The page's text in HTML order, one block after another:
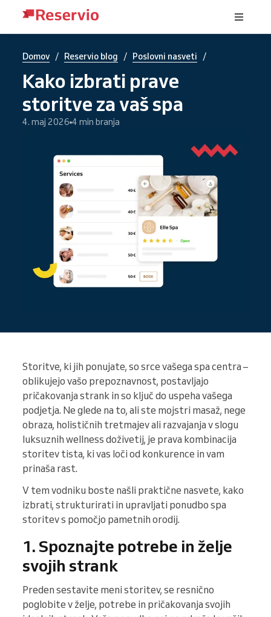
Domov / Reservio blog / Poslovni nasveti /
Kako izbrati prave
storitve za vaš spa
4. maj 2026 4 min branja
Storitve, ki jih ponujate, so srce vašega spa centra –
oblikujejo vašo prepoznavnost, postavljajo
pričakovanja strank in so ključ do uspeha vašega
podjetja. Ne glede na to, ali ste mojstri masaž, nege
obraza, holističnih tretmajev ali razvajanja v slogu
luksuznih wellness doživetij, je prava kombinacija
storitev tista, ki vas loči od konkurence in vam
prinaša rast.
V tem vodniku boste našli praktične nasvete, kako
izbrati, strukturirati in upravljati ponudbo spa
storitev s pomočjo pametnih orodij.
1. Spoznajte potrebe in želje
svojih strank
Preden sestavite meni storitev, se resnično
poglobite v želje, potrebe in pričakovanja svojih